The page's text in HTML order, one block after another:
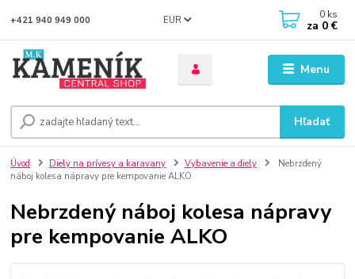
Menu
EUR
Hľadať
+421 940 949 000 0 ks
za 0 €
Úvod Diely na prívesy a karavany Vybavenie a diely
Nebrzdený
náboj kolesa nápravy pre kempovanie ALKO
Nebrzdený náboj kolesa nápravy
pre kempovanie ALKO